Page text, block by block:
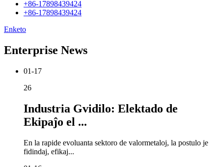
+86-17898439424
+86-17898439424
Enketo
Enterprise News
01-17
26
Industria Gvidilo: Elektado de
Ekipaĵo el ...
En la rapide evoluanta sektoro de valormetaloj, la postulo je
fidindaj, efikaj...